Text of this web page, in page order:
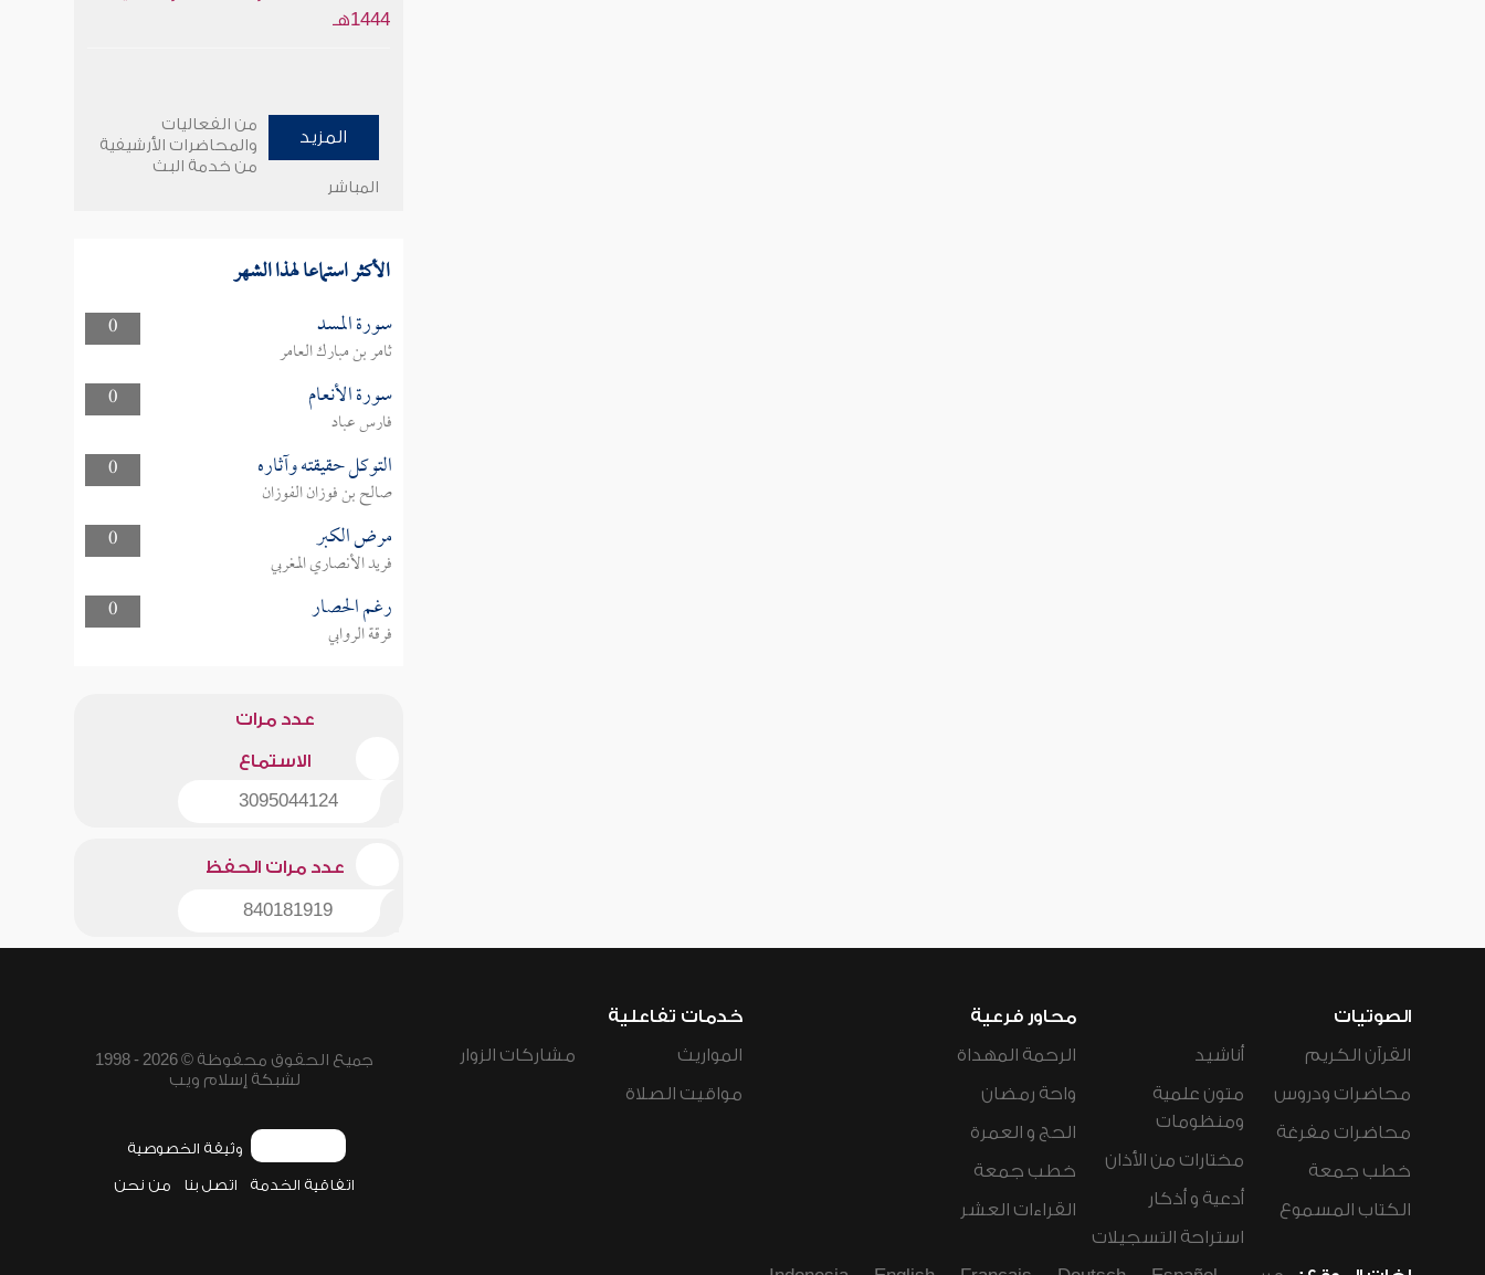
1444هـ
المزيد
من الفعاليات
والمحاضرات الأرشيفية
من خدمة البث
المباشر
الأكثر استماعا لهذا الشهر
0 سورة المسد
ثامر بن مبارك العامر
0
سورة الأنعام
فارس عباد
0
التوكل حقيقته وآثاره
صالح بن فوزان الفوزان
0
مرض الكبر
فريد الأنصاري المغربي
0
رغم الحصار
فرقة الروابي
عدد مرات
الاستماع
3095044124
عدد مرات الحفظ
840181919
الصوتيات
القرآن الكريم
محاضرات ودروس
محاضرات مفرغة
خطب جمعة
الكتاب المسموع
أناشيد
متون علمية
ومنظومات
مختارات من الأذان
أدعية و أذكار
استراحة التسجيلات
محاور فرعية
الرحمة المهداة
واحة رمضان
الحج و العمرة
خطب جمعة
القراءات العشر
خدمات تفاعلية
المواريث
مواقيت الصلاة
مشاركات الزوار
جميع الحقوق محفوظة © 2026 - 1998
لشبكة إسلام ويب
وثيقة الخصوصية
اتفاقية الخدمة اتصل بنا من نحن